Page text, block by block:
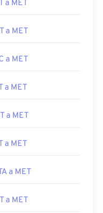
a MET
a MET
a MET
a MET
a MET
a MET
a MET
a MET